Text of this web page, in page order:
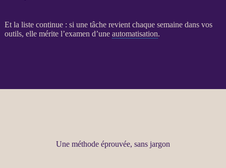
Et la liste continue : si une tâche revient chaque semaine dans vos
outils, elle mérite l’examen d’une automatisation.
Une méthode éprouvée, sans jargon